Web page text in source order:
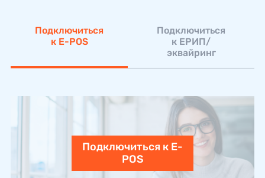
Подключиться
к E-POS
Подключиться
к ЕРИП/
эквайринг
Подключиться к E-
POS